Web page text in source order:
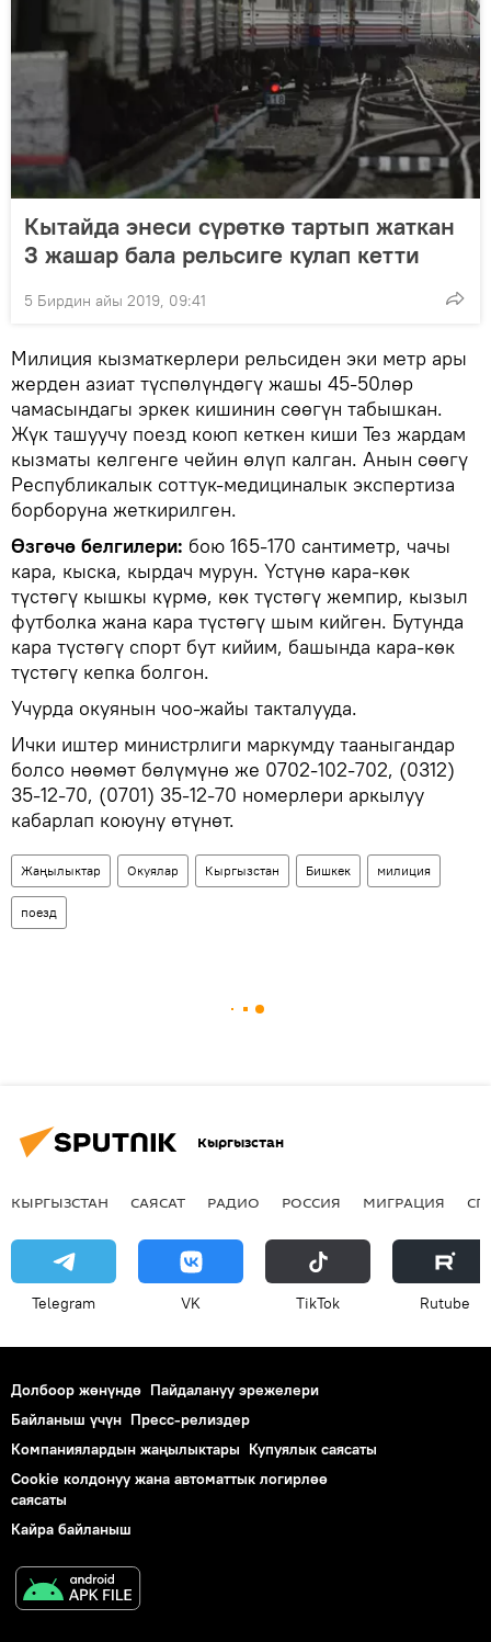
Кытайда энеси сүрөткө тартып жаткан
3 жашар бала рельсиге кулап кетти
5 Бирдин айы 2019, 09:41
Милиция кызматкерлери рельсиден эки метр ары
жерден азиат түспөлүндөгү жашы 45-50лөр
чамасындагы эркек кишинин сөөгүн табышкан.
Жүк ташуучу поезд коюп кеткен киши Тез жардам
кызматы келгенге чейин өлүп калган. Анын сөөгү
Республикалык соттук-медициналык экспертиза
борборуна жеткирилген.
Өзгөчө белгилери: бою 165-170 сантиметр, чачы
кара, кыска, кырдач мурун. Үстүнө кара-көк
түстөгү кышкы күрмө, көк түстөгү жемпир, кызыл
футболка жана кара түстөгү шым кийген. Бутунда
кара түстөгү спорт бут кийим, башында кара-көк
түстөгү кепка болгон.
Учурда окуянын чоо-жайы такталууда.
Ички иштер министрлиги маркумду тааныгандар
болсо нөөмөт бөлүмүнө же 0702-102-702, (0312)
35-12-70, (0701) 35-12-70 номерлери аркылуу
кабарлап коюуну өтүнөт.
Жаңылыктар Окуялар Кыргызстан Бишкек милиция
поезд
Кыргызстан
КЫРГЫЗСТАН САЯСАТ РАДИО РОССИЯ МИГРАЦИЯ
Telegram VK ТikТоk Rutube
Долбоор жөнүндө Пайдалануу эрежелери
Байланыш үчүн Пресс-релиздер
Компаниялардын жаңылыктары Купуялык саясаты
Cookie колдонуу жана автоматтык логирлөө
саясаты
Кайра байланыш